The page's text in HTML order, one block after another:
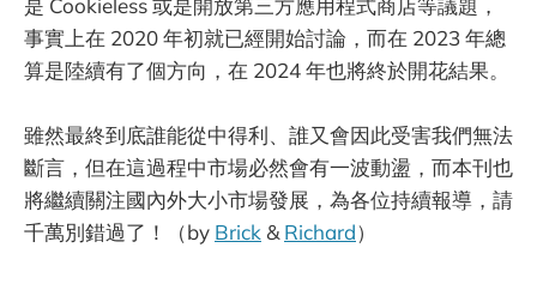
是 Cookieless 或是開放第三方應用程式商店等議題，
事實上在 2020 年初就已經開始討論，而在 2023 年總
算是陸續有了個方向，在 2024 年也將終於開花結果。
雖然最終到底誰能從中得利、誰又會因此受害我們無法
斷言，但在這過程中市場必然會有一波動盪，而本刊也
將繼續關注國內外大小市場發展，為各位持續報導，請
千萬別錯過了！（by Brick &Richard）